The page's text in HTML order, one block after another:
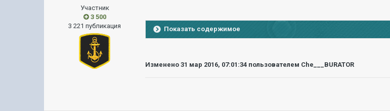
Участник
3 500
3 221 публикация
Показать содержимое
Изменено31 мар 2016, 07:01:34 пользователем Che___BURATOR